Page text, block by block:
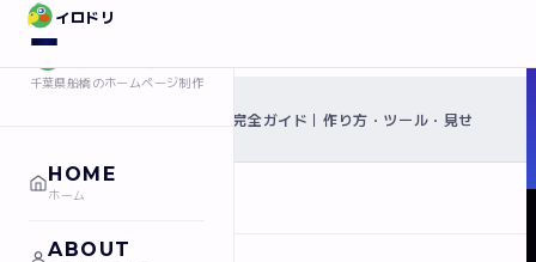
千葉県船橋のホームページ制作
HOME
ホーム
ABOUT
イロドリ
WEB制作のポートフォリオ完全ガイド｜作り方・ツール・見せ
← ブログ一覧に戻る